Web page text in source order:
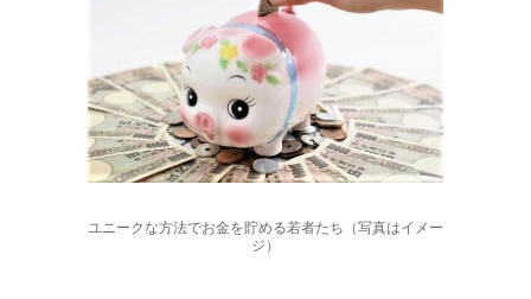
ユニークな方法でお金を貯める若者たち（写真はイメー
ジ）